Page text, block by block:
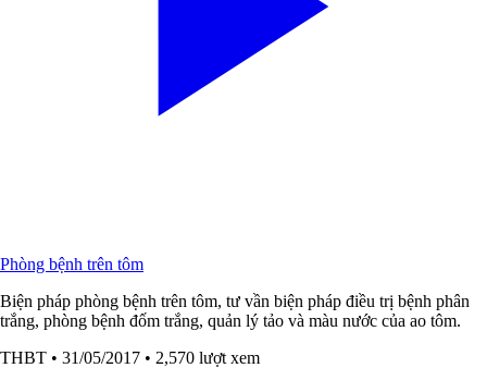
Phòng bệnh trên tôm
Biện pháp phòng bệnh trên tôm, tư vần biện pháp điều trị bệnh phân
trắng, phòng bệnh đốm trắng, quản lý tảo và màu nước của ao tôm.
THBT • 31/05/2017 • 2,570 lượt xem